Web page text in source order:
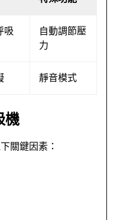
吸
自動調節壓
力
靜音模式
機
關鍵因素：